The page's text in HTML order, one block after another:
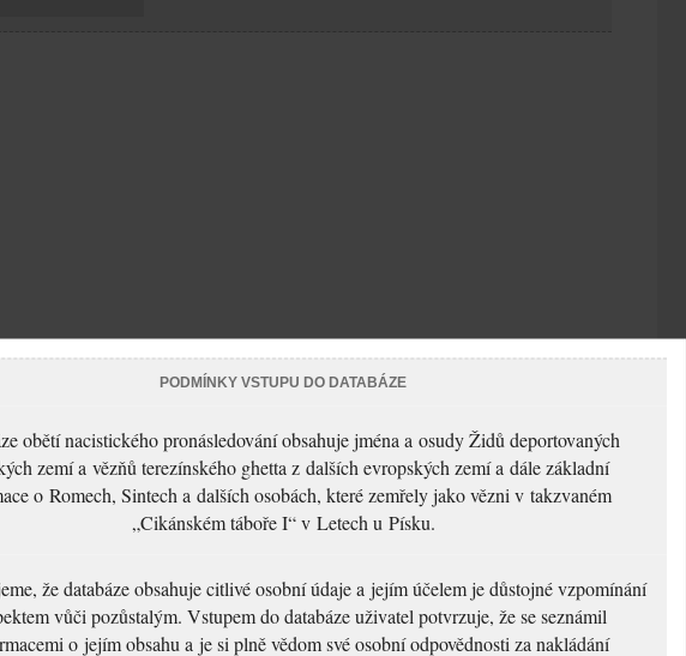
PODMÍNKY VSTUPU DO DATABÁZE
obětí nacistického pronásledování obsahuje jména a osudy Židů deportovaných
zemí a vězňů terezínského ghetta z dalších evropských zemí a dále základní
o Romech, Sintech a dalších osobách, které zemřely jako vězni v takzvaném
„Cikánském táboře I“ v Letech u Písku.
že databáze obsahuje citlivé osobní údaje a jejím účelem je důstojné vzpomínání
vůči pozůstalým. Vstupem do databáze uživatel potvrzuje, že se seznámil
o jejím obsahu a je si plně vědom své osobní odpovědnosti za nakládání